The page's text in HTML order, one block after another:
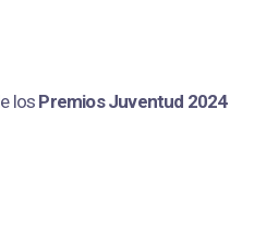
los Premios Juventud 2024